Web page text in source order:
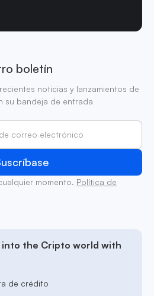
boletín
noticias y lanzamientos de
su bandeja de entrada
momento. Política de
into the Cripto world with
de crédito